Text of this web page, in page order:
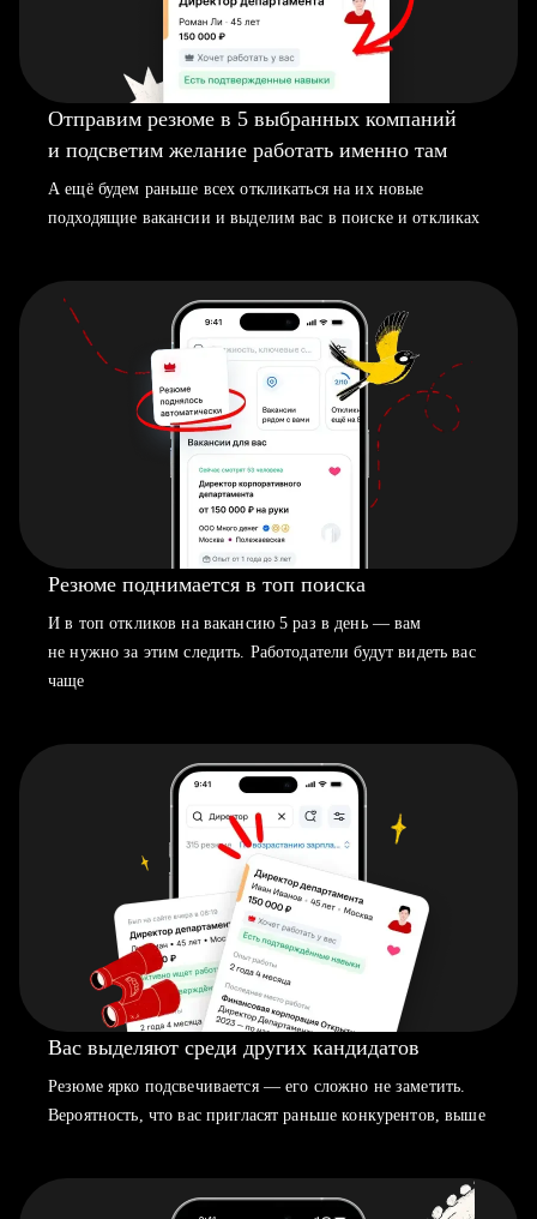
Отправим резюме в 5 выбранных компаний
и подсветим желание работать именно там
А ещё будем раньше всех откликаться на их новые
подходящие вакансии и выделим вас в поиске и откликах
Резюме поднимается в топ поиска
И в топ откликов на вакансию 5 раз в день — вам
не нужно за этим следить. Работодатели будут видеть вас
чаще
Вас выделяют среди других кандидатов
Резюме ярко подсвечивается — его сложно не заметить.
Вероятность, что вас пригласят раньше конкурентов, выше